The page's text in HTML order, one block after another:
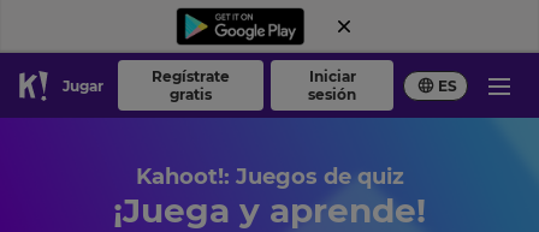
Jugar
Regístrate
gratis
Iniciar
sesión
ES
Kahoot!: Juegos de quiz
¡Juega y aprende!